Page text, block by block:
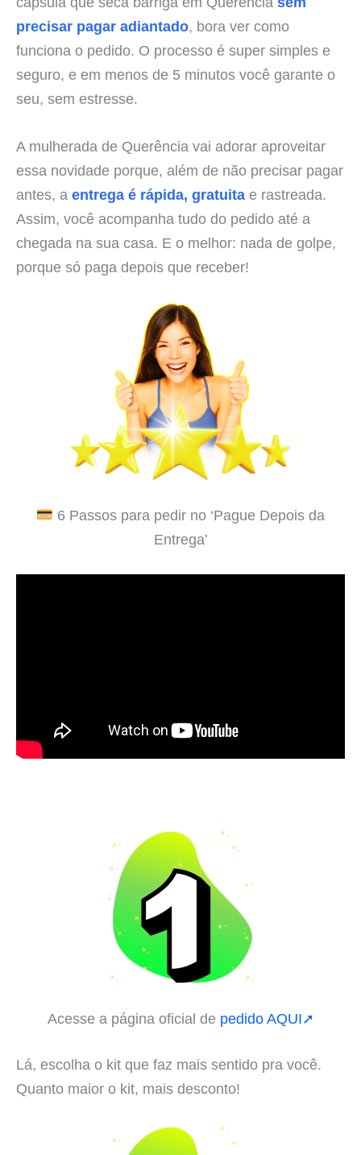
precisar pagar adiantado, bora ver como
funciona o pedido. O processo é super simples e
seguro, e em menos de 5 minutos você garante o
seu, sem estresse.
A mulherada de Querência vai adorar aproveitar
essa novidade porque, além de não precisar pagar
antes, a entrega é rápida, gratuita e rastreada.
Assim, você acompanha tudo do pedido até a
chegada na sua casa. E o melhor: nada de golpe,
porque só paga depois que receber!
6 Passos para pedir no ‘Pague Depois da
Entrega’
Acesse a página oficial de pedido AQUI➚
Lá, escolha o kit que faz mais sentido pra você.
Quanto maior o kit, mais desconto!